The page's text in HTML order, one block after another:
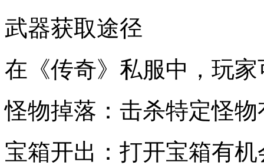
武器获取途径
在《传奇》私服中，玩
怪物掉落：击杀特定怪
宝箱开出：打开宝箱有